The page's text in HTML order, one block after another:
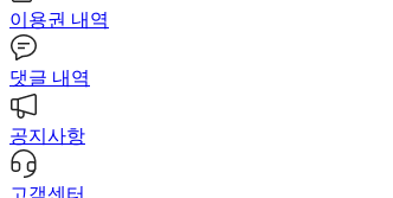
이용권 내역
댓글 내역
공지사항
고객센터